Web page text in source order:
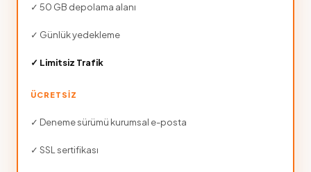
✓ 50 GB depolama alanı
✓ Günlük yedekleme
✓ Limitsiz Trafik
ÜCRETSİZ
✓ Deneme sürümü kurumsal e-posta
✓ SSL sertifikası